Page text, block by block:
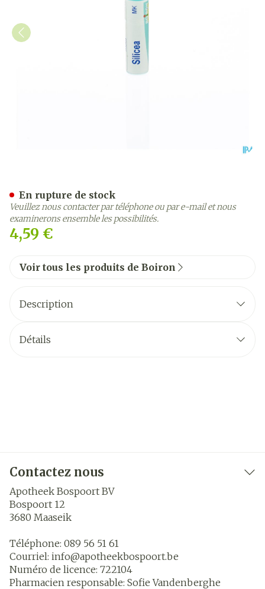
4,59 €
En rupture de stock
Veuillez nous contacter par téléphone ou par e-mail et nous
examinerons ensemble les possibilités.
Voir tous les produits de Boiron
Description
Détails
Contactez nous
Apotheek Bospoort BV
Bospoort 12
3680 Maaseik
Téléphone: 089 56 51 61
Courriel: info@apotheekbospoort.be
Numéro de licence: 722104
Pharmacien responsable: Sofie Vandenberghe